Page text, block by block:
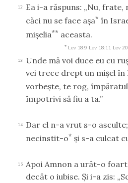
12
Ea i-a răspuns: „Nu, frate,
căci nu se face aşa* în
mişelia** aceasta.
* Lev 18:9 Lev 18:11 Lev
13
Unde mă voi duce eu cu
vei trece drept un mişel în
vorbeşte, te rog,
împotrivi să fiu a ta.”
14
Dar el n-a vrut s-o
necinstit-o* şi s-a culcat
15 Apoi Amnon a urât-o
decât o iubise. Şi i-a zis: